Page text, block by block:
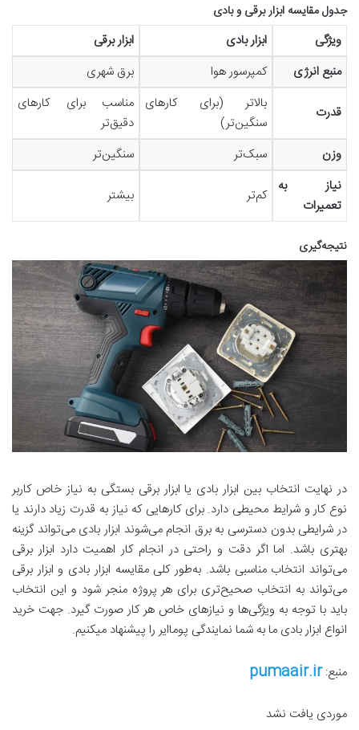
جدول مقایسه ابزار برقی و بادی
ویژگی ابزار بادی
ابزار برقی
منبع انرژی
کمپرسور هوا برق شهری
قدرت
بالاتر (برای کارهای
سنگین‌تر)
مناسب برای کارهای
دقیق‌تر
وزن
سبک‌تر
سنگین‌تر
نیاز به
تعمیرات
کم‌تر بیشتر
نتیجه‌گیری
در نهایت انتخاب بین ابزار بادی یا ابزار برقی بستگی به نیاز خاص کاربر
نوع کار و شرایط محیطی دارد. برای کارهایی که نیاز به قدرت زیاد دارند یا
در شرایطی بدون دسترسی به برق انجام می‌شوند ابزار بادی می‌تواند گزینه
بهتری باشد. اما اگر دقت و راحتی در انجام کار اهمیت دارد ابزار برقی
می‌تواند انتخاب مناسبی باشد. به‌طور کلی مقایسه ابزار بادی و ابزار برقی
می‌تواند به انتخاب صحیح‌تری برای هر پروژه منجر شود و این انتخاب
باید با توجه به ویژگی‌ها و نیازهای خاص هر کار صورت گیرد. جهت خرید
انواع ابزار بادی ما به شما نمایندگی پوماایر را پیشنهاد میکنیم.
منبع: pumaair.ir
موردی یافت نشد